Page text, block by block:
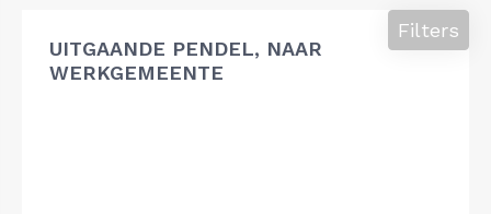
UITGAANDE PENDEL, NAAR
WERKGEMEENTE
Filters